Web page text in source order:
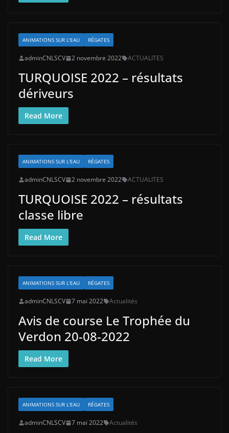
ANIMATIONS SUR L'EAU RÉGATES
adminCNLSCV 2 novembre 2022 ACTUALITES
TURQUOISE 2022 – résultats
dériveurs
Read More
ANIMATIONS SUR L'EAU RÉGATES
adminCNLSCV 2 novembre 2022 ACTUALITES
TURQUOISE 2022 – résultats
classe libre
Read More
ANIMATIONS SUR L'EAU RÉGATES
adminCNLSCV 7 mai 2022 Actualités
Avis de course Le Trophée du
Verdon 20-08-2022
Read More
ANIMATIONS SUR L'EAU RÉGATES
adminCNLSCV 7 mai 2022 Actualités